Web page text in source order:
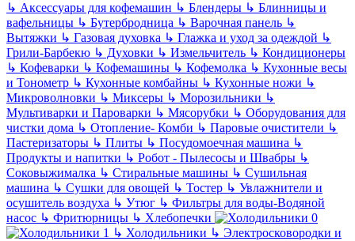
↳ Аксессуары для кофемашин ↳ Блендеры ↳ Блинницы и
вафельницы ↳ Бутербродница ↳ Варочная панель ↳
Вытяжки ↳ Газовая духовка ↳ Глажка и уход за одеждой ↳
Грили-Барбекю ↳ Духовки ↳ Измельчитель ↳ Кондиционеры
↳ Кофеварки ↳ Кофемашины ↳ Кофемолка ↳ Кухонные весы
и Тонометр ↳ Кухонные комбайны ↳ Кухонные ножи ↳
Микроволновки ↳ Миксеры ↳ Морозильники ↳
Мультиварки и Пароварки ↳ Мясорубки ↳ Оборудования для
чистки дома ↳ Отопление- Комби ↳ Паровые очистители ↳
Пастеризаторы ↳ Плиты ↳ Посудомоечная машина ↳
Продукты и напитки ↳ Робот - Пылесосы и Швабры ↳
Соковыжималка ↳ Стиральные машины ↳ Сушильная
машина ↳ Сушки для овощей ↳ Тостер ↳ Увлажнители и
осушитель воздуха ↳ Утюг ↳ Фильтры для воды-Водяной
насос ↳ Фритюрницы ↳ Хлебопечки
↳ Холодильники ↳ Электросковородки и